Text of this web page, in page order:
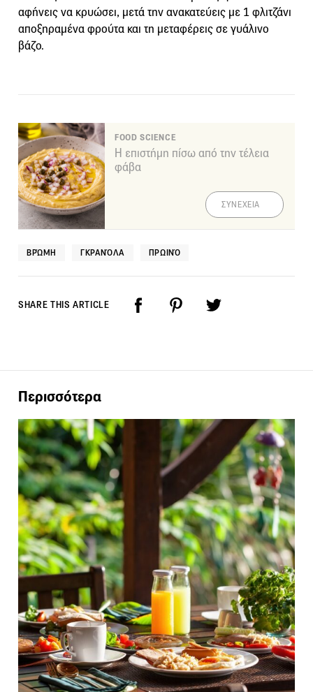
αφήνεις να κρυώσει, μετά την ανακατεύεις με 1 φλιτζάνι
αποξηραμένα φρούτα και τη μεταφέρεις σε γυάλινο
βάζο.
FOOD SCIENCE
Η επιστήμη πίσω από την τέλεια
φάβα
ΣΥΝΕΧΕΙΑ
ΒΡΏΜΗ ΓΚΡΑΝΌΛΑ ΠΡΩΙΝΌ
SHARE THIS ARTICLE
Περισσότερα